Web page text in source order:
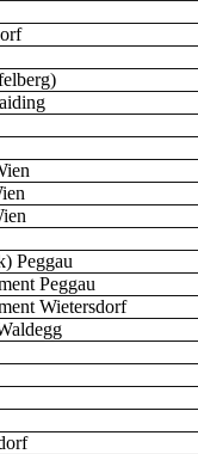
Peggau
Peggau
Wietersdorf